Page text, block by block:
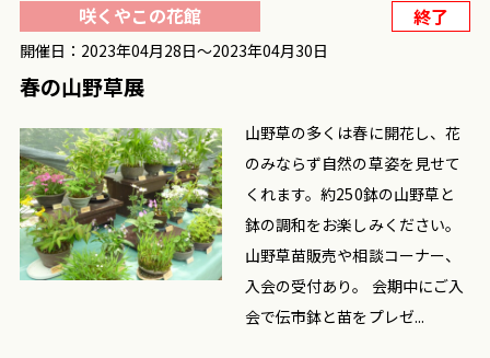
山野草の多くは春に開花し、花
のみならず自然の草姿を見せて
くれます。約250鉢の山野草と
鉢の調和をお楽しみください。
山野草苗販売や相談コーナー、
入会の受付あり。 会期中にご入
会で伝市鉢と苗をプレゼ...
咲くやこの花館 終了
開催日：2023年04月28日〜2023年04月30日
春の山野草展